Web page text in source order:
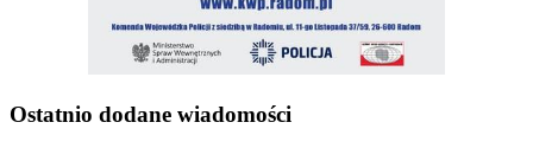
Ostatnio dodane wiadomości